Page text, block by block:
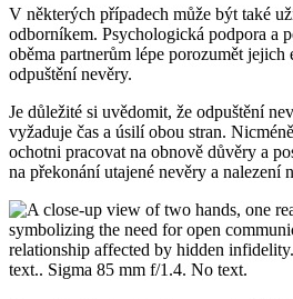
V některých případech může být také
odborníkem. Psychologická podpora a
oběma partnerům lépe porozumět jejich
odpuštění nevěry.
Je důležité si uvědomit, že odpuštění
vyžaduje čas a úsilí obou stran.
ochotni pracovat na obnově důvěry a
na překonání utajené nevěry a nalezení